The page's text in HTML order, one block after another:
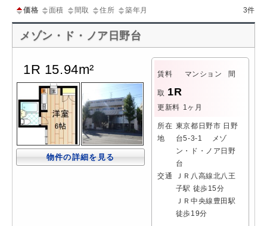
価格 面積 間取 住所 築年月 3件
メゾン・ド・ノア日野台
1R 15.94m²
物件の詳細を見る
賃料 マンション 間
取 1R
更新料 1ヶ月
所在
地
東京都日野市 日野
台5-3-1 メゾ
ン・ド・ノア日野
台
交通
ＪＲ八高線北八王
子駅 徒歩15分
ＪＲ中央線豊田駅
徒歩19分